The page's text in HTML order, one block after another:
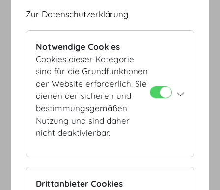
Zur Datenschutzerklärung
Notwendige Cookies
Cookies dieser Kategorie
sind für die Grundfunktionen
der Website erforderlich. Sie
dienen der sicheren und
bestimmungsgemäßen
Nutzung und sind daher
nicht deaktivierbar.
Drittanbieter Cookies